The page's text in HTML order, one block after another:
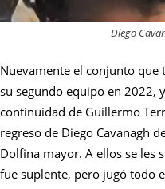
Diego
Nuevamente el conjunto que
su segundo equipo en 2022,
continuidad de Guillermo
regreso de Diego Cavanagh
Dolfina mayor. A ellos se les
fue suplente, pero jugó todo